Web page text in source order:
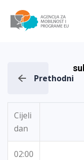
Prethodni
Cijeli
dan
02:00